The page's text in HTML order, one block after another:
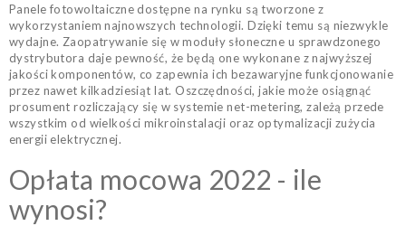
Panele fotowoltaiczne dostępne na rynku są tworzone z
wykorzystaniem najnowszych technologii. Dzięki temu są niezwykle
wydajne. Zaopatrywanie się w moduły słoneczne u sprawdzonego
dystrybutora daje pewność, że będą one wykonane z najwyższej
jakości komponentów, co zapewnia ich bezawaryjne funkcjonowanie
przez nawet kilkadziesiąt lat. Oszczędności, jakie może osiągnąć
prosument rozliczający się w systemie net-metering, zależą przede
wszystkim od wielkości mikroinstalacji oraz optymalizacji zużycia
energii elektrycznej.
Opłata mocowa 2022 - ile
wynosi?